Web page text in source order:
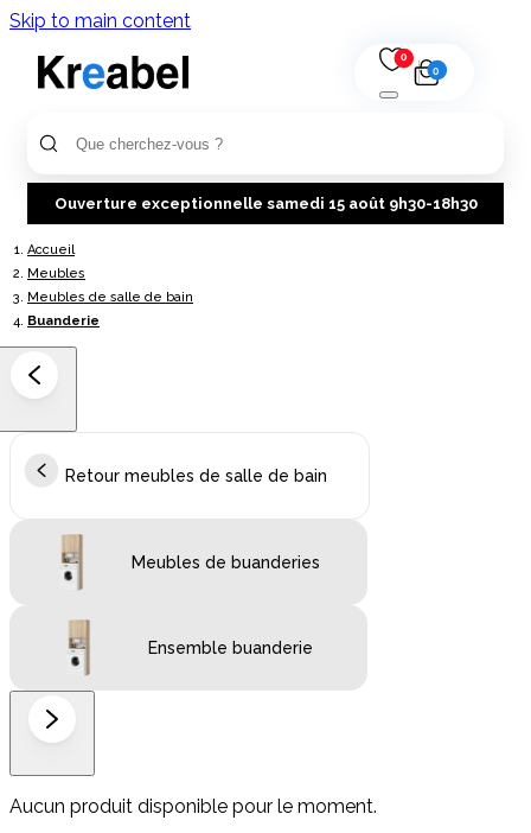
Skip to main content
0
0
Ouverture exceptionnelle samedi 15 août 9h30-18h30
Accueil
Meubles
Meubles de salle de bain
Buanderie
Retour meubles de salle de bain
Meubles de buanderies
Ensemble buanderie
Aucun produit disponible pour le moment.